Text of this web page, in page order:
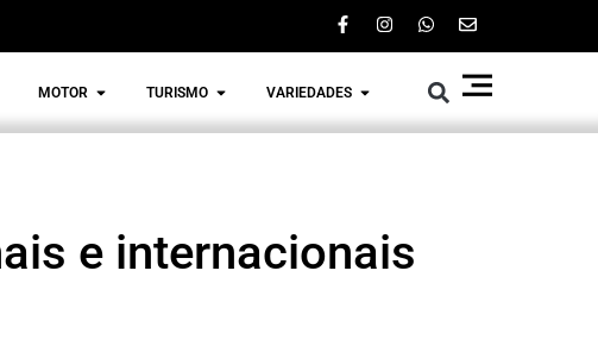
MOTOR TURISMO VARIEDADES
e internacionais